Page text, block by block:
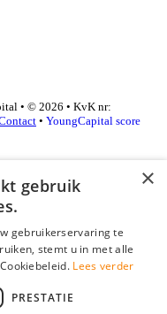
• © 2026 • KvK nr:
• YoungCapital score
×
gebruik
gebruikerservaring te
stemt u in met alle
Lees verder
PRESTATIE